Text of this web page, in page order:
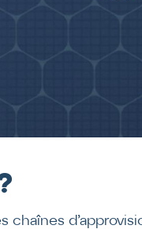
chaînes